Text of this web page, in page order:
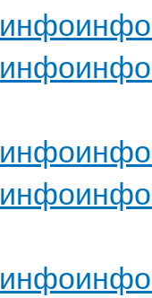
инфоинфо
инфоинфо
инфоинфо
инфоинфо
инфоинфо